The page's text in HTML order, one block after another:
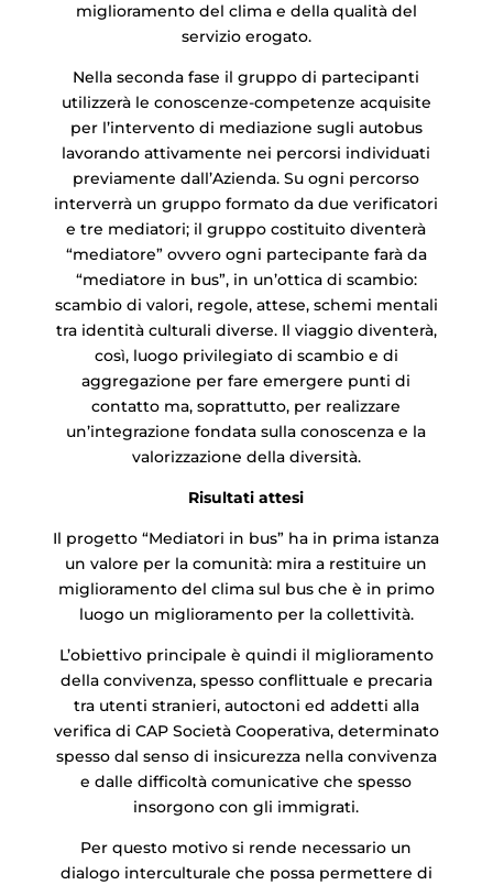
miglioramento del clima e della qualità del
servizio erogato.
Nella seconda fase il gruppo di partecipanti
utilizzerà le conoscenze-competenze acquisite
per l’intervento di mediazione sugli autobus
lavorando attivamente nei percorsi individuati
previamente dall’Azienda. Su ogni percorso
interverrà un gruppo formato da due verificatori
e tre mediatori; il gruppo costituito diventerà
“mediatore” ovvero ogni partecipante farà da
“mediatore in bus”, in un’ottica di scambio:
scambio di valori, regole, attese, schemi mentali
tra identità culturali diverse. Il viaggio diventerà,
così, luogo privilegiato di scambio e di
aggregazione per fare emergere punti di
contatto ma, soprattutto, per realizzare
un’integrazione fondata sulla conoscenza e la
valorizzazione della diversità.
Risultati attesi
Il progetto “Mediatori in bus” ha in prima istanza
un valore per la comunità: mira a restituire un
miglioramento del clima sul bus che è in primo
luogo un miglioramento per la collettività.
L’obiettivo principale è quindi il miglioramento
della convivenza, spesso conflittuale e precaria
tra utenti stranieri, autoctoni ed addetti alla
verifica di CAP Società Cooperativa, determinato
spesso dal senso di insicurezza nella convivenza
e dalle difficoltà comunicative che spesso
insorgono con gli immigrati.
Per questo motivo si rende necessario un
dialogo interculturale che possa permettere di